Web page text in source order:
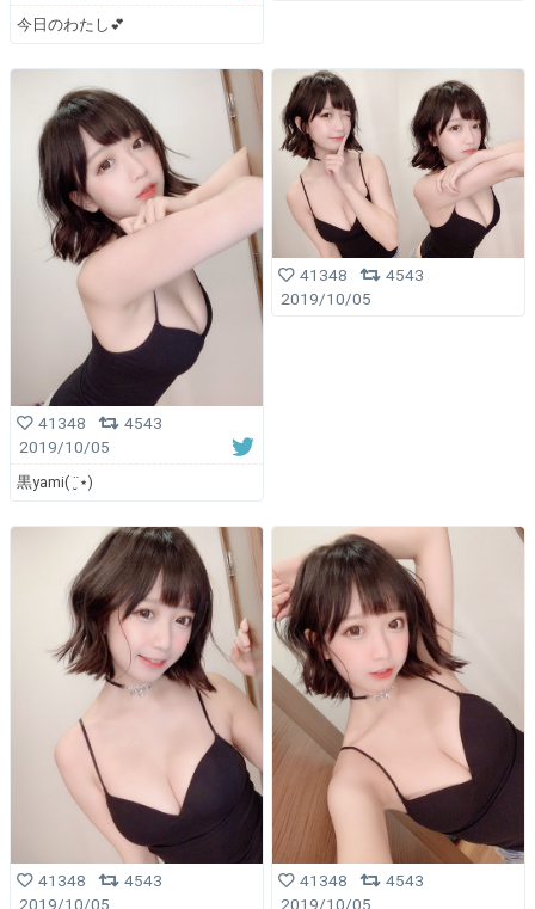
今日のわたし💕
41348
4543
2019/10/05
黒yami( ¨̮⋆)
41348
4543
2019/10/05
41348
4543
2019/10/05
41348
4543
2019/10/05